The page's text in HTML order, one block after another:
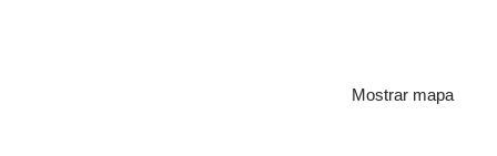
Mostrar mapa